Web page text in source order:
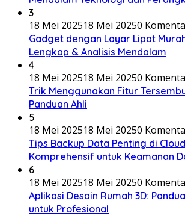
3
18 Mei 202518 Mei 20250
Gadget dengan Layar Lipat
Lengkap & Analisis Mendalam
4
18 Mei 202518 Mei 20250
Trik Menggunakan Fitur
Panduan Ahli
5
18 Mei 202518 Mei 20250
Tips Backup Data Penting di
Komprehensif untuk Keamanan
6
18 Mei 202518 Mei 20250
Aplikasi Desain Rumah 3D:
untuk Profesional